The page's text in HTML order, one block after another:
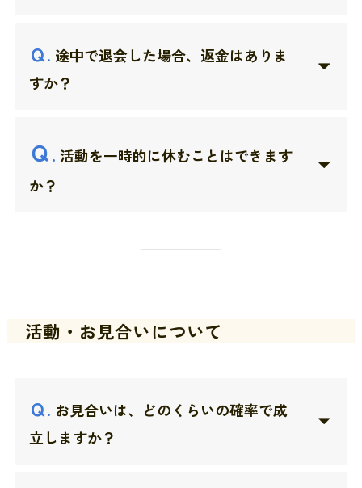
Ｑ. 途中で退会した場合、返金はありま
すか？
Ｑ. 活動を一時的に休むことはできます
か？
活動・お見合いについて
Ｑ. お見合いは、どのくらいの確率で成
立しますか？